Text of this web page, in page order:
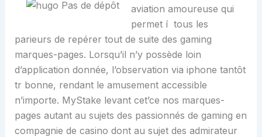
aviation amoureuse qui
permet í tous les
parieurs de repérer tout de suite des gaming
marques-pages. Lorsqu’il n’y possède loin
d’application donnée, l’observation via iphone tantôt
tr bonne, rendant le amusement accessible
n’importe. MyStake levant cet’ce nos marques-
pages autant au sujets des passionnés de gaming en
compagnie de casino dont au sujet des admirateur